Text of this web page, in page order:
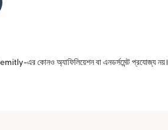
Remitly-এর কোনও অ্যাফিলিয়েশন বা এনডর্সমেন্ট প্রযোজ্য নয়।